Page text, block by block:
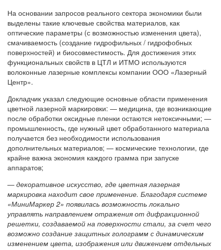
На основании запросов реального сектора экономики были
выделены такие ключевые свойства материалов, как
оптические параметры (с возможностью изменения цвета),
смачиваемость (создание гидрофильных / гидрофобных
поверхностей) и биосовместимость. Для достижения этих
функциональных свойств в ЦТЛ и ИТМО используются
волоконные лазерные комплексы компании ООО «Лазерный
Центр».
Докладчик указал следующие основные области применения
цветной лазерной маркировки: — медицина, где возникающие
после обработки оксидные пленки остаются нетоксичными; —
промышленность, где нужный цвет обработанного материала
получается без необходимости использования
дополнительных материалов; — космические технологии, где
крайне важна экономия каждого грамма при запуске
аппаратов;
— декоративное искусство, где цветная лазерная
маркировка находит свое применение. Благодаря системе
«МиниМаркер 2» появилась возможность локально
управлять направлением отражения от дифракционной
решетки, создаваемой на поверхности стали, за счет чего
возможно создание защитных голограмм с динамическим
изменением цвета, изображения или движением отдельных